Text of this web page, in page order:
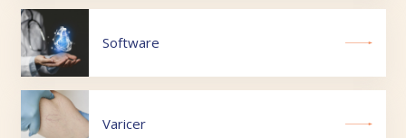
Software
Varicer